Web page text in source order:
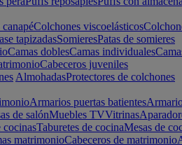
Colchones viscoelásticos
tapizadasSomieresPatas de somieres
Camas doblesCamas individuales
Cabeceros juveniles
AlmohadasProtectores de colchones
Armarios puertas batientes
de salónMuebles TVVitrinas
cocinasTaburetes de cocinaMesas de
matrimonioCabeceros de matrimonio